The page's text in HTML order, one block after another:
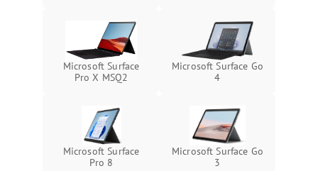
Кнопки и органы управления
Звук и аудио
Microsoft Surface
Pro X MSQ2
Microsoft Surface Go
4
Microsoft Surface
Pro 8
Microsoft Surface Go
3